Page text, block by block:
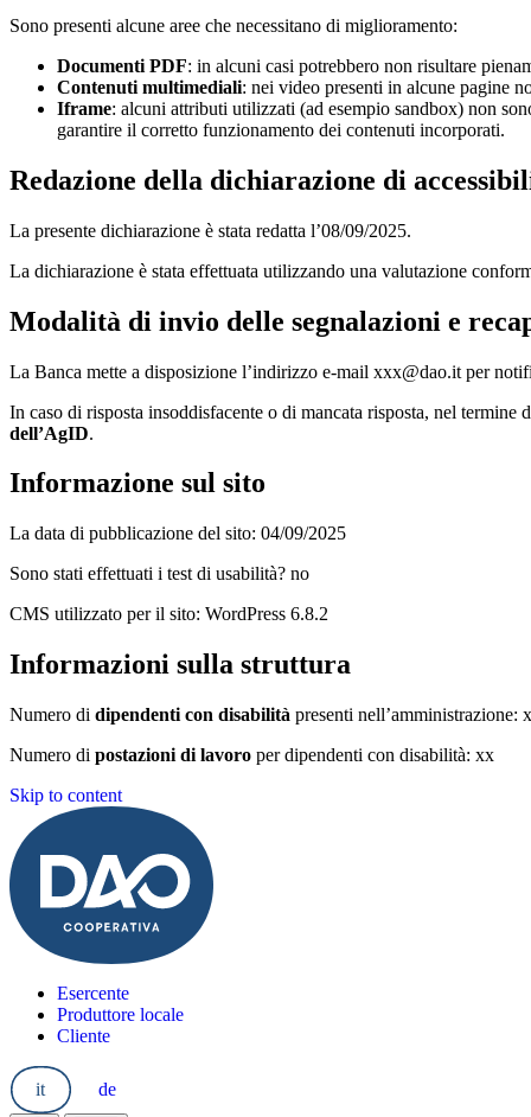
Sono presenti alcune aree che necessitano di miglioramento:
Documenti PDF: in alcuni casi potrebbero non risultare
Contenuti multimediali: nei video presenti in alcune pagine
Iframe: alcuni attributi utilizzati (ad esempio sandbox) non
garantire il corretto funzionamento dei contenuti incorporati.
Redazione della dichiarazione di
La presente dichiarazione è stata redatta l’08/09/2025.
La dichiarazione è stata effettuata utilizzando una valutazione
Modalità di invio delle segnalazioni e
La Banca mette a disposizione l’indirizzo e-mail xxx@dao.it per
In caso di risposta insoddisfacente o di mancata risposta, nel
dell’AgID.
Informazione sul sito
La data di pubblicazione del sito: 04/09/2025
Sono stati effettuati i test di usabilità? no
CMS utilizzato per il sito: WordPress 6.8.2
Informazioni sulla struttura
Numero di dipendenti con disabilità presenti nell’amministrazione:
Numero di postazioni di lavoro per dipendenti con disabilità: xx
Skip to content
Esercente
Produttore locale
Cliente
it de